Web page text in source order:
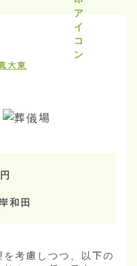
大東
和田
考慮しつつ、以下の